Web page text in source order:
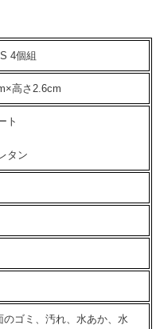
4個組
高さ2.6cm
ト
タン
ゴミ、汚れ、水あか、水